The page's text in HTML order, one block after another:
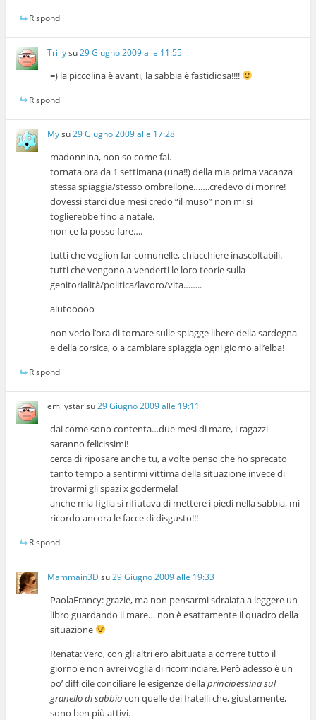
Rispondi
Trillysu29 Giugno 2009 alle 11:55
=) la piccolina è avanti, la sabbia è fastidiosa!!!!
Rispondi
Mysu29 Giugno 2009 alle 17:28
madonnina, non so come fai.
tornata ora da 1 settimana (una!!) della mia prima vacanza
stessa spiaggia/stesso ombrellone…….credevo di morire!
dovessi starci due mesi credo “il muso” non mi si
toglierebbe fino a natale.
non ce la posso fare….
tutti che voglion far comunelle, chiacchiere inascoltabili.
tutti che vengono a venderti le loro teorie sulla
genitorialità/politica/lavoro/vita……..
aiutooooo
non vedo l’ora di tornare sulle spiagge libere della sardegna
e della corsica, o a cambiare spiaggia ogni giorno all’elba!
Rispondi
emilystarsu29 Giugno 2009 alle 19:11
dai come sono contenta…due mesi di mare, i ragazzi
saranno felicissimi!
cerca di riposare anche tu, a volte penso che ho sprecato
tanto tempo a sentirmi vittima della situazione invece di
trovarmi gli spazi x godermela!
anche mia figlia si rifiutava di mettere i piedi nella sabbia, mi
ricordo ancora le facce di disgusto!!!
Rispondi
Mammain3D su29 Giugno 2009 alle 19:33
PaolaFrancy: grazie, ma non pensarmi sdraiata a leggere un
libro guardando il mare… non è esattamente il quadro della
situazione
Renata: vero, con gli altri ero abituata a correre tutto il
giorno e non avrei voglia di ricominciare. Però adesso è un
po’ difficile conciliare le esigenze dellaprincipessina sul
granello di sabbiacon quelle dei fratelli che, giustamente,
sono ben più attivi.